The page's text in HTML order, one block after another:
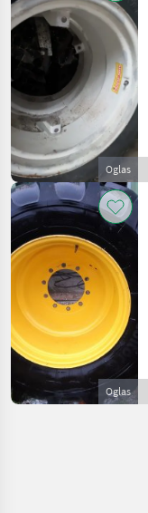
Oglas
Oglas